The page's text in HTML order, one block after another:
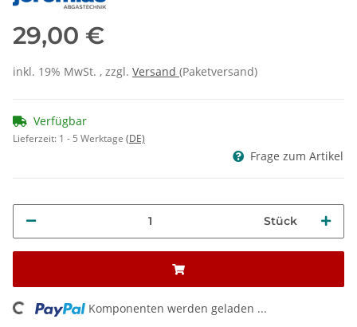
29,00 €
inkl. 19% MwSt. , zzgl. Versand (Paketversand)
Verfügbar
Lieferzeit: 1 - 5 Werktage (DE)
Frage zum Artikel
Stück
Komponenten werden geladen ...